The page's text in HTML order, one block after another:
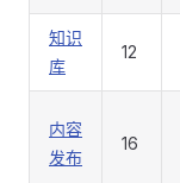
知识
库
12
内容
发布
16